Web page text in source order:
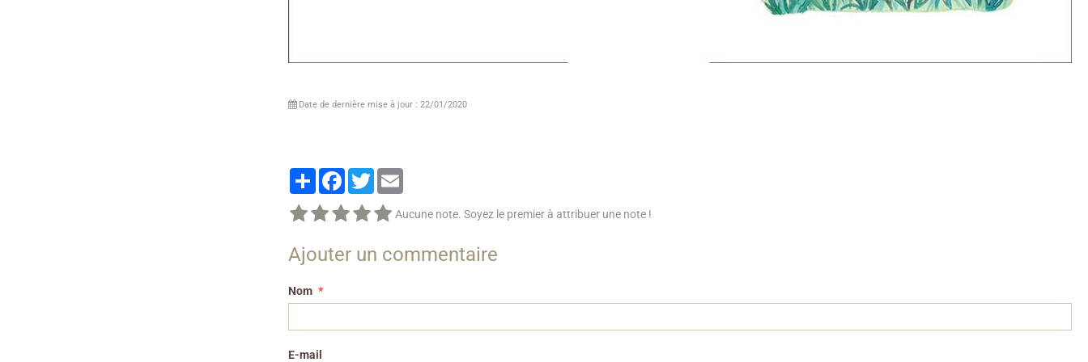
Date de dernière mise à jour : 22/01/2020
PartagerFacebook
Twitter
Aucune note. Soyez le premier à attribuer une note !
Ajouter un commentaire
Nom
E-mail